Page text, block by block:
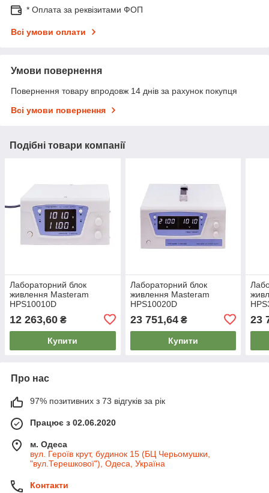
* Оплата за реквізитами ФОП
Всі умови оплати
Умови повернення
Повернення товару впродовж 14 днів за рахунок покупця
Всі умови повернення
Подібні товари компанії
Лабораторний блок
живлення Masteram
HPS10010D
12 263,60 ₴
Купити
Лабораторний блок
живлення Masteram
HPS10020D
23 751,64₴
Купити
23
Про нас
97% позитивних з 73 відгуків за рік
Працює з 02.06.2020
м. Одеса
вул. Героїв крут, будинок 15 (БЦ Черьомушки,
"вул.Терешкової"), Одеса, Україна
Контакти